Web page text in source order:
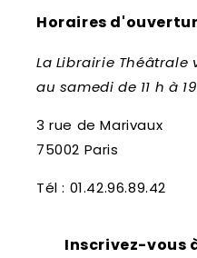
Horaires
La Librairie
au samedi de 11 h à
3 rue de Marivaux
75002 Paris
Tél : 01.42.96.89.42
Inscrivez-vous